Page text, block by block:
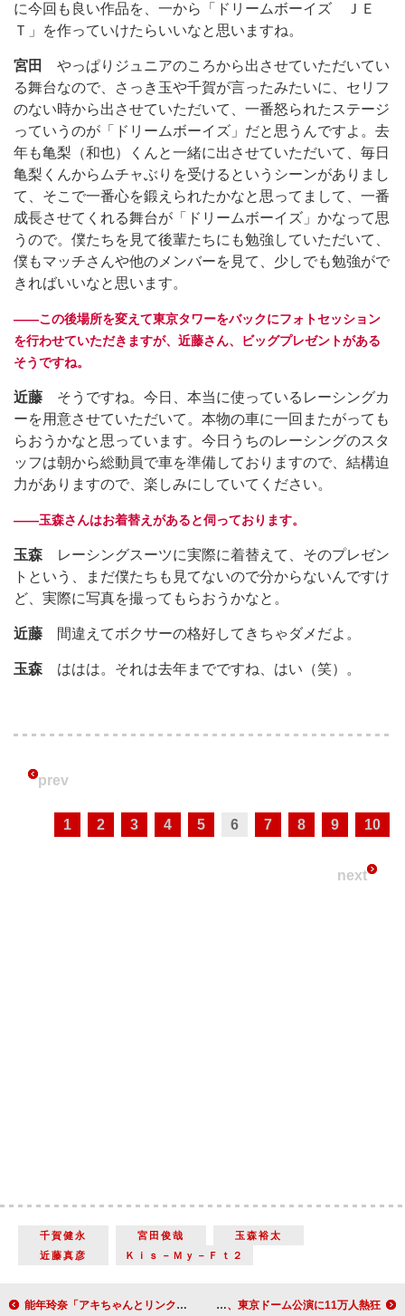
に今回も良い作品を、一から「ドリームボーイズ ＪＥ
Ｔ」を作っていけたらいいなと思いますね。
宮田
やっぱりジュニアのころから出させていただいてい
る舞台なので、さっき玉や千賀が言ったみたいに、セリフ
のない時から出させていただいて、一番怒られたステージ
っていうのが「ドリームボーイズ」だと思うんですよ。去
年も亀梨（和也）くんと一緒に出させていただいて、毎日
亀梨くんからムチャぶりを受けるというシーンがありまし
て、そこで一番心を鍛えられたかなと思ってまして、一番
成長させてくれる舞台が「ドリームボーイズ」かなって思
うので。僕たちを見て後輩たちにも勉強していただいて、
僕もマッチさんや他のメンバーを見て、少しでも勉強がで
きればいいなと思います。
――この後場所を変えて東京タワーをバックにフォトセッション
を行わせていただきますが、近藤さん、ビッグプレゼントがある
そうですね。
近藤 そうですね。今日、本当に使っているレーシングカ
ーを用意させていただいて。本物の車に一回またがっても
らおうかなと思っています。今日うちのレーシングのスタ
ッフは朝から総動員で車を準備しておりますので、結構迫
力がありますので、楽しみにしていてください。
――玉森さんはお着替えがあると伺っております。
玉森 レーシングスーツに実際に着替えて、そのプレゼン
トという、まだ僕たちも見てないので分からないんですけ
ど、実際に写真を撮ってもらおうかなと。
近藤 間違えてボクサーの格好してきちゃダメだよ。
玉森 ははは。それは去年までですね、はい（笑）。
prev
1 2 3 4 5 6 7 8 9 10
next
千賀健永 宮田俊哉
玉森裕太
近藤真彦
Ｋｉｓ－Ｍｙ－Ｆｔ２
能年玲奈「アキちゃんとリンクしてる」 挿入歌「暦の上ではディセンバー」が完成 SUPER JUNIOR、東京ドーム公演に11万人熱狂